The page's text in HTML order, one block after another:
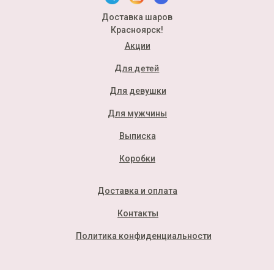
Доставка шаров
Красноярск!
Акции
Для детей
Для девушки
Для мужчины
Выписка
Коробки
Политика конфиденциальности
Доставка и оплата
Контакты